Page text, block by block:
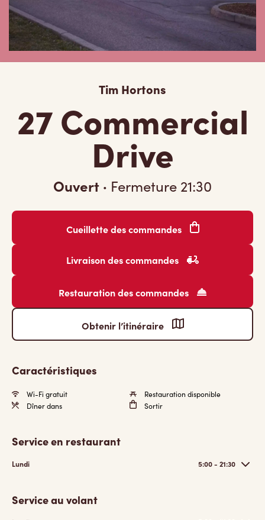
Tim Hortons
27 Commercial
Drive
Ouvert · Fermeture 21:30
Cueillette des commandes
Livraison des commandes
Restauration des commandes
Obtenir l’itinéraire
Caractéristiques
Wi-Fi gratuit
Restauration disponible
Dîner dans
Sortir
Service en restaurant
Lundi 5:00 - 21:30
Service au volant